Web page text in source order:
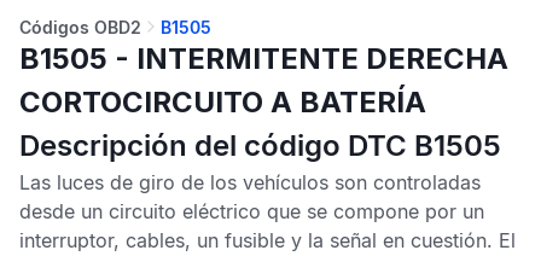
Códigos OBD2 B1505
B1505 - INTERMITENTE DERECHA
CORTOCIRCUITO A BATERÍA
Descripción del código DTC B1505
Las luces de giro de los vehículos son controladas
desde un circuito eléctrico que se compone por un
interruptor, cables, un fusible y la señal en cuestión. El